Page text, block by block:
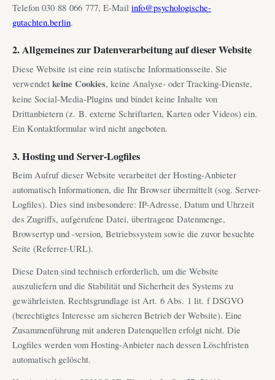
Telefon 030 88 066 777, E-Mail info@psychologische-
gutachten.berlin.
2. Allgemeines zur Datenverarbeitung auf dieser Website
Diese Website ist eine rein statische Informationsseite. Sie
verwendet keine Cookies, keine Analyse- oder Tracking-Dienste,
keine Social-Media-Plugins und bindet keine Inhalte von
Drittanbietern (z. B. externe Schriftarten, Karten oder Videos) ein.
Ein Kontaktformular wird nicht angeboten.
3. Hosting und Server-Logfiles
Beim Aufruf dieser Website verarbeitet der Hosting-Anbieter
automatisch Informationen, die Ihr Browser übermittelt (sog. Server-
Logfiles). Dies sind insbesondere: IP-Adresse, Datum und Uhrzeit
des Zugriffs, aufgerufene Datei, übertragene Datenmenge,
Browsertyp und -version, Betriebssystem sowie die zuvor besuchte
Seite (Referrer-URL).
Diese Daten sind technisch erforderlich, um die Website
auszuliefern und die Stabilität und Sicherheit des Systems zu
gewährleisten. Rechtsgrundlage ist Art. 6 Abs. 1 lit. f DSGVO
(berechtigtes Interesse am sicheren Betrieb der Website). Eine
Zusammenführung mit anderen Datenquellen erfolgt nicht. Die
Logfiles werden vom Hosting-Anbieter nach dessen Löschfristen
automatisch gelöscht.